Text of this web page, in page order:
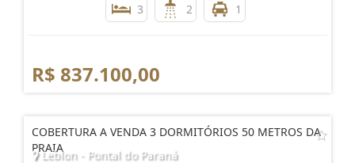
3 2 1
R$ 837.100,00
COBERTURA A VENDA 3 DORMITÓRIOS 50 METROS DA
PRAIA
Leblon - Pontal do Paraná